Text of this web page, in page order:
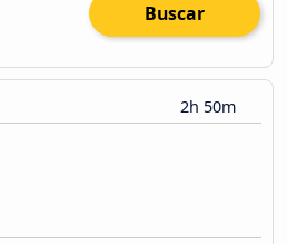
Buscar
2h 50m